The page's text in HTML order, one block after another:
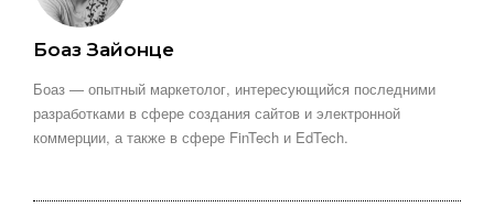
Боаз Зайонце
Боаз — опытный маркетолог, интересующийся последними
разработками в сфере создания сайтов и электронной
коммерции, а также в сфере FinTech и EdTech.